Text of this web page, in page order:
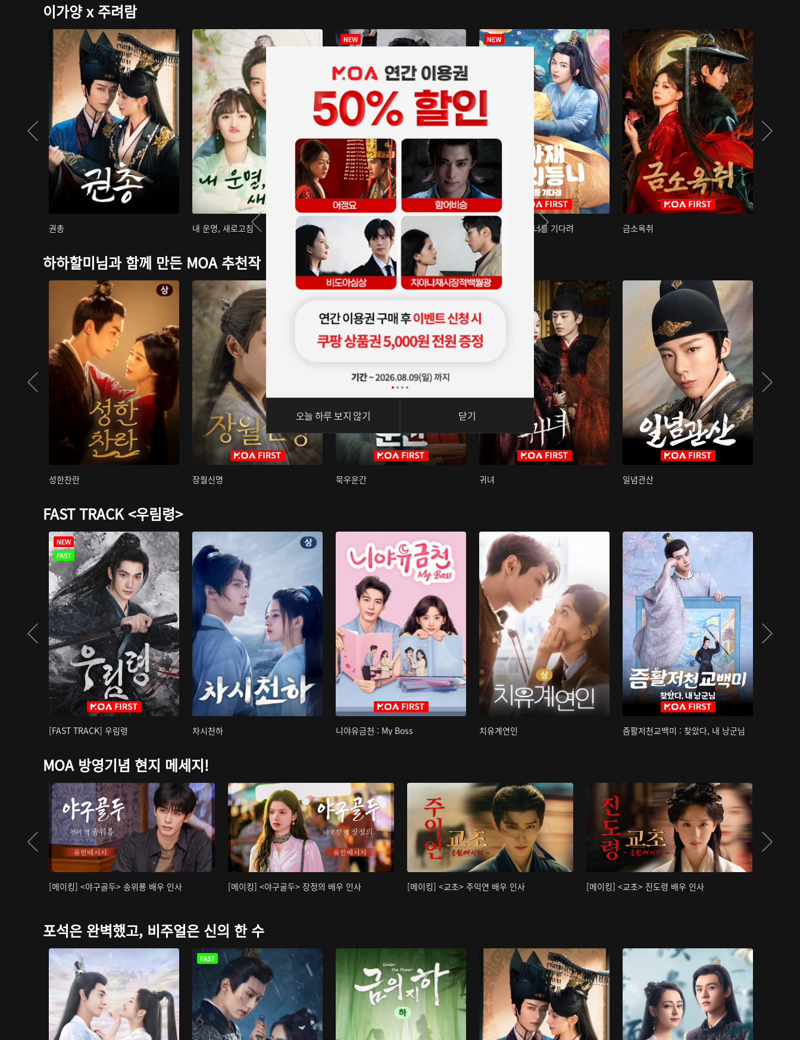
이가양 x 주려람
권총 내 운명, 새로고침 아재저리등니 : 너를 기다려 금소옥취
하하할미님과 함께 만든 MOA 추천작
성한찬란 장월신명 묵우운간 귀녀 일념관산
FAST TRACK <우림령>
[FAST TRACK] 우림령 차시천하 니야유금천 : My Boss 치유계연인 즘활저천교백미 : 찾았다, 내 낭군님
MOA 방영기념 현지 메세지!
[메이킹] <야구골두> 송위룡 배우 인사 [메이킹] <야구골두> 장정의 배우 인사 [메이킹] <교초> 주익연 배우 인사 [메이킹] <교초> 진도령 배우 인사
포석은 완벽했고, 비주얼은 신의 한 수
오늘 하루 보지 않기 닫기